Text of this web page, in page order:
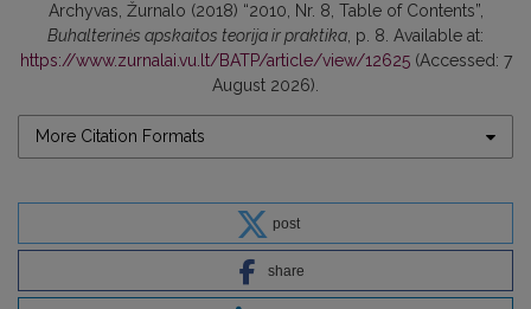
Archyvas, Žurnalo (2018) “2010, Nr. 8, Table of Contents”,
Buhalterinės apskaitos teorija ir praktika , p. 8. Available at:
https://www.zurnalai.vu.lt/BATP/article/view/12625(Accessed: 7
August 2026).
More Citation Formats
post
share